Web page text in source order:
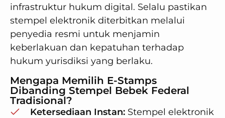
infrastruktur hukum digital. Selalu pastikan
stempel elektronik diterbitkan melalui
penyedia resmi untuk menjamin
keberlakuan dan kepatuhan terhadap
hukum yurisdiksi yang berlaku.
Mengapa Memilih E-Stamps
Dibanding Stempel Bebek Federal
Tradisional?
Ketersediaan Instan:Stempel elektronik